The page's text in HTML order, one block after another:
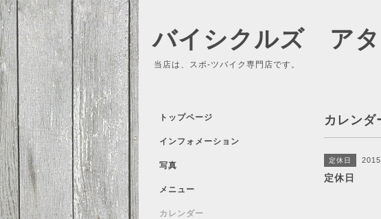
バイシクルズ アタ
当店は、スポ-ツバイク専門店です。
カレンダ
定休日
定休日
トップページ
インフォメーション
写真
メニュー
カレンダー